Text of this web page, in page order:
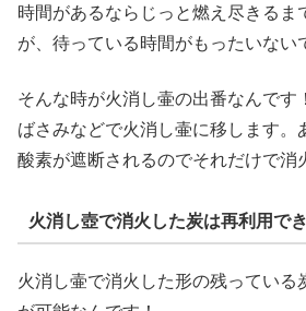
時間があるならじっと燃え尽きるま
が、待っている時間がもったいない
そんな時が火消し壷の出番なんです
ばさみなどで火消し壷に移します。
酸素が遮断されるのでそれだけで消
火消し壺で消火した炭は再利用でき
火消し壷で消火した形の残っている